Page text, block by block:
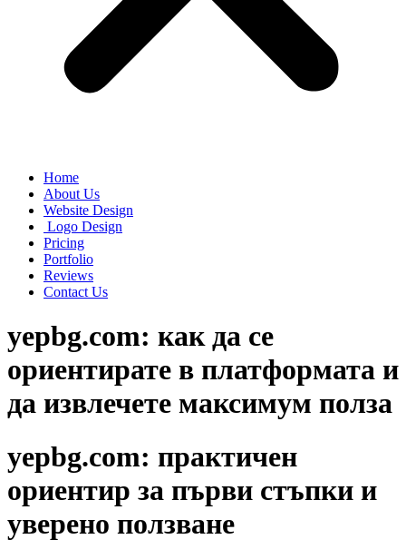
Home
About Us
Website Design
Logo Design
Pricing
Portfolio
Reviews
Contact Us
yepbg.com: как да се
ориентирате в платформата и
да извлечете максимум полза
yepbg.com: практичен
ориентир за първи стъпки и
уверено ползване